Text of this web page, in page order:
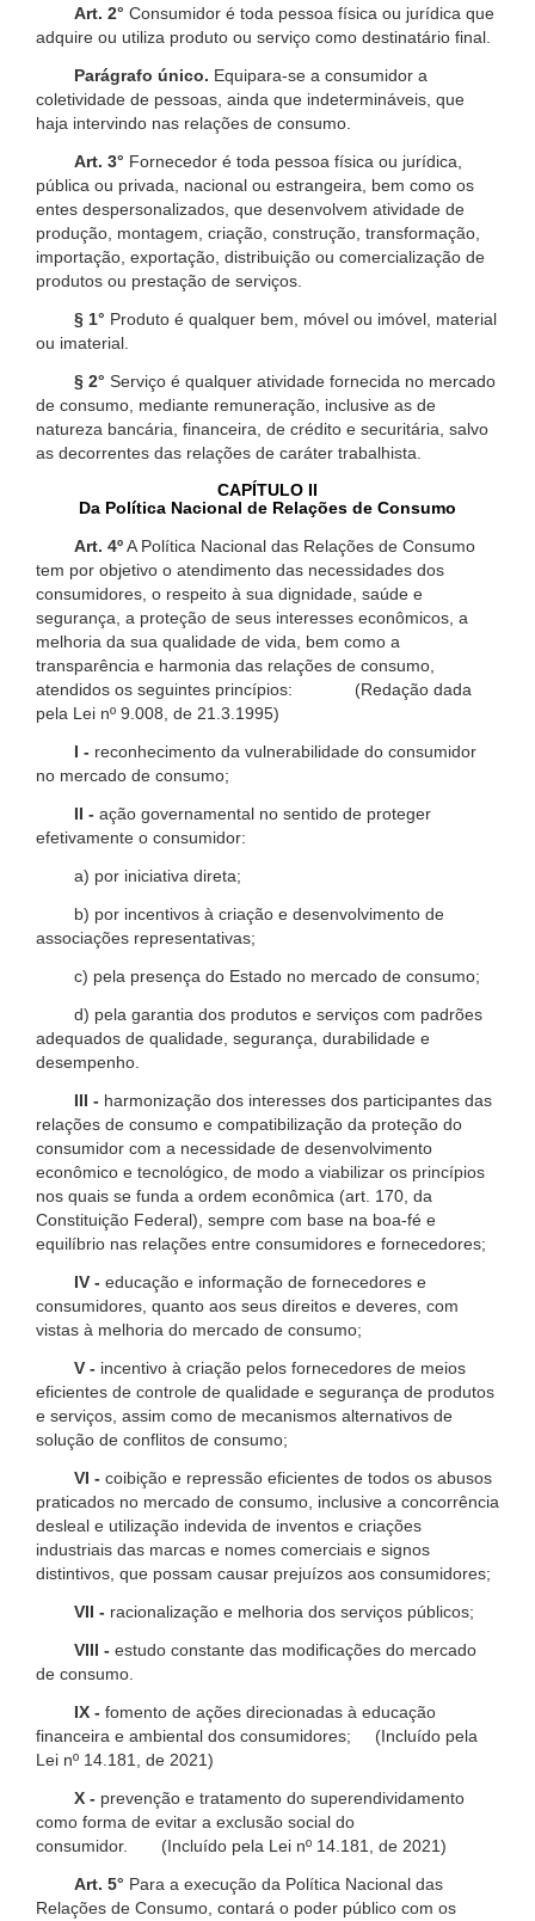
Art. 2° Consumidor é toda pessoa física ou jurídica que
adquire ou utiliza produto ou serviço como destinatário final.
Parágrafo único. Equipara-se a consumidor a
coletividade de pessoas, ainda que indetermináveis, que
haja intervindo nas relações de consumo.
Art. 3° Fornecedor é toda pessoa física ou jurídica,
pública ou privada, nacional ou estrangeira, bem como os
entes despersonalizados, que desenvolvem atividade de
produção, montagem, criação, construção, transformação,
importação, exportação, distribuição ou comercialização de
produtos ou prestação de serviços.
§ 1° Produto é qualquer bem, móvel ou imóvel, material
ou imaterial.
§ 2° Serviço é qualquer atividade fornecida no mercado
de consumo, mediante remuneração, inclusive as de
natureza bancária, financeira, de crédito e securitária, salvo
as decorrentes das relações de caráter trabalhista.
CAPÍTULO II
Da Política Nacional de Relações de Consumo
Art. 4ºA Política Nacional das Relações de Consumo
tem por objetivo o atendimento das necessidades dos
consumidores, o respeito à sua dignidade, saúde e
segurança, a proteção de seus interesses econômicos, a
melhoria da sua qualidade de vida, bem como a
transparência e harmonia das relações de consumo,
atendidos os seguintes princípios: (Redação dada
pela Lei nº 9.008, de 21.3.1995)
I - reconhecimento da vulnerabilidade do consumidor
no mercado de consumo;
II - ação governamental no sentido de proteger
efetivamente o consumidor:
a) por iniciativa direta;
b) por incentivos à criação e desenvolvimento de
associações representativas;
c) pela presença do Estado no mercado de consumo;
d) pela garantia dos produtos e serviços com padrões
adequados de qualidade, segurança, durabilidade e
desempenho.
III - harmonização dos interesses dos participantes das
relações de consumo e compatibilização da proteção do
consumidor com a necessidade de desenvolvimento
econômico e tecnológico, de modo a viabilizar os princípios
nos quais se funda a ordem econômica (art. 170, da
Constituição Federal), sempre com base na boa-fé e
equilíbrio nas relações entre consumidores e fornecedores;
IV - educação e informação de fornecedores e
consumidores, quanto aos seus direitos e deveres, com
vistas à melhoria do mercado de consumo;
V - incentivo à criação pelos fornecedores de meios
eficientes de controle de qualidade e segurança de produtos
e serviços, assim como de mecanismos alternativos de
solução de conflitos de consumo;
VI - coibição e repressão eficientes de todos os abusos
praticados no mercado de consumo, inclusive a concorrência
desleal e utilização indevida de inventos e criações
industriais das marcas e nomes comerciais e signos
distintivos, que possam causar prejuízos aos consumidores;
VII - racionalização e melhoria dos serviços públicos;
VIII - estudo constante das modificações do mercado
de consumo.
IX - fomento de ações direcionadas à educação
financeira e ambiental dos consumidores; (Incluído pela
Lei nº 14.181, de 2021)
X - prevenção e tratamento do superendividamento
como forma de evitar a exclusão social do
consumidor. (Incluído pela Lei nº 14.181, de 2021)
Art. 5° Para a execução da Política Nacional das
Relações de Consumo, contará o poder público com os